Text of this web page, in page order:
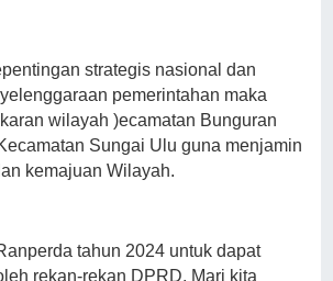
strategis nasional dan
pemerintahan maka
wilayah )ecamatan Bunguran
Sungai Ulu guna menjamin
kemajuan Wilayah.
tahun 2024 untuk dapat
rekan-rekan DPRD. Mari kita